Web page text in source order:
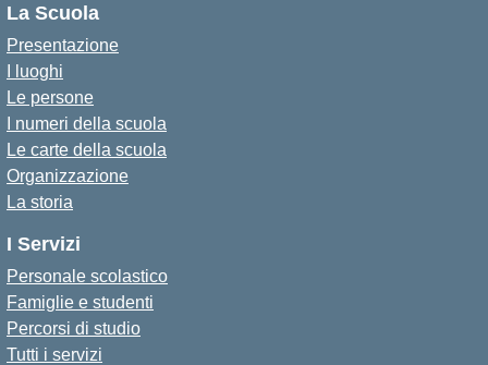
La Scuola
Presentazione
I luoghi
Le persone
I numeri della scuola
Le carte della scuola
Organizzazione
La storia
I Servizi
Personale scolastico
Famiglie e studenti
Percorsi di studio
Tutti i servizi